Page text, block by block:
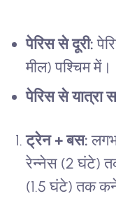
पेरिस से दूरी:
मील) पश्चिम में।
पेरिस से यात्रा
ट्रेन + बस:
रेन्नेस (2 घंटे)
(1.5 घंटे) तक